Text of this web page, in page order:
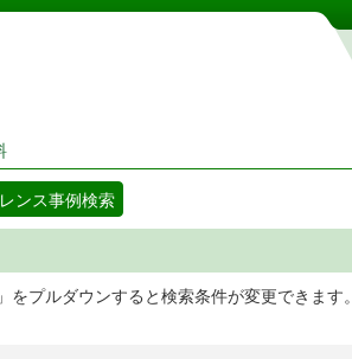
館 蔵書検索・予約システム
ンス事例検索
プルダウンすると検索条件が変更できます。